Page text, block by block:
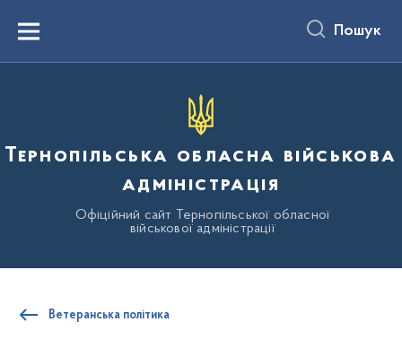
вмістуMenu Пошук
Тернопільська обласна військова
адміністрація
Офіційний сайт Тернопільської обласної
військової адміністрації
Ветеранська політика